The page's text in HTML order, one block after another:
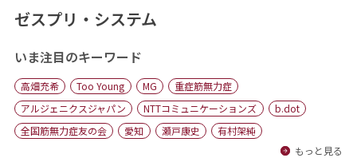
ニュース
おすすめコンテンツ
出版物
会社概要
ゼスプリ・システム
いま注目のキーワード
高畑充希 Too Young MG
重症筋無力症
アルジェニクスジャパン
NTTコミュニケーションズ
b.dot
全国筋無力症友の会
愛知 瀬戸康史
有村架純
もっと見る